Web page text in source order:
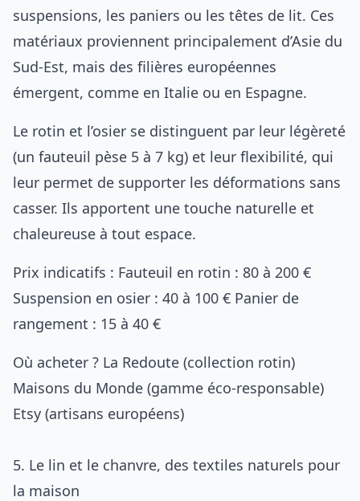
suspensions, les paniers ou les têtes de lit. Ces
matériaux proviennent principalement d’Asie du
Sud-Est, mais des filières européennes
émergent, comme en Italie ou en Espagne.
Le rotin et l’osier se distinguent par leur légèreté
(un fauteuil pèse 5 à 7 kg) et leur flexibilité, qui
leur permet de supporter les déformations sans
casser. Ils apportent une touche naturelle et
chaleureuse à tout espace.
Prix indicatifs : Fauteuil en rotin : 80 à 200 €
Suspension en osier : 40 à 100 € Panier de
rangement : 15 à 40 €
Où acheter ? La Redoute (collection rotin)
Maisons du Monde (gamme éco-responsable)
Etsy (artisans européens)
5. Le lin et le chanvre, des textiles naturels pour
la maison